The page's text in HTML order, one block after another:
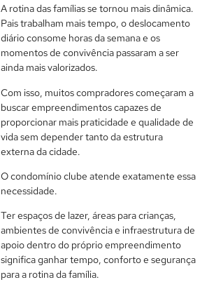
A rotina das famílias se tornou mais dinâmica.
Pais trabalham mais tempo, o deslocamento
diário consome horas da semana e os
momentos de convivência passaram a ser
ainda mais valorizados.
Com isso, muitos compradores começaram a
buscar empreendimentos capazes de
proporcionar mais praticidade e qualidade de
vida sem depender tanto da estrutura
externa da cidade.
O condomínio clube atende exatamente essa
necessidade.
Ter espaços de lazer, áreas para crianças,
ambientes de convivência e infraestrutura de
apoio dentro do próprio empreendimento
significa ganhar tempo, conforto e segurança
para a rotina da família.